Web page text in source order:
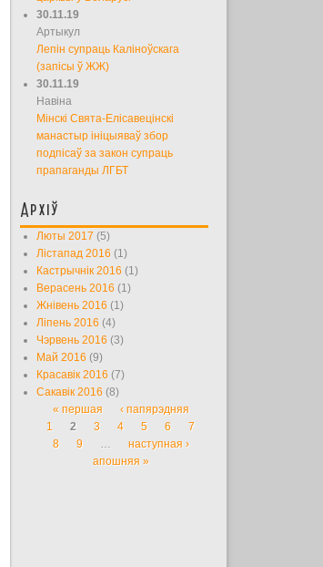
30.11.19
Артыкул
Лепін супраць Каліноўскага
(запісы ў ЖЖ)
30.11.19
Навіна
Мінскі Свята-Елісавецінскі
манастыр ініцыяваў збор
подпісаў за закон супраць
прапаганды ЛГБТ
Архіў
Люты 2017 (5)
Лістапад 2016 (1)
Кастрычнік 2016 (1)
Верасень 2016 (1)
Жнівень 2016 (1)
Ліпень 2016 (4)
Чэрвень 2016 (3)
Май 2016 (9)
Красавік 2016 (7)
Сакавік 2016 (8)
Старонкі
« першая
‹ папярэдняя
1
2 3 4 5 6
7
8
9 …
наступная ›
апошняя »